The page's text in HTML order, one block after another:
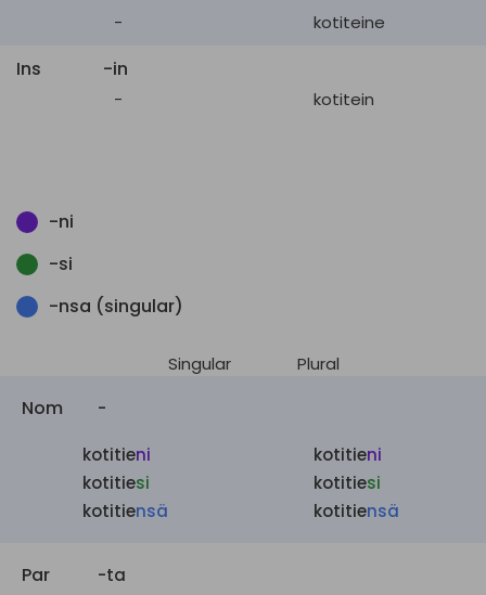
- kotiteine
Ins -in
- kotitein
-ni
-si
-nsa (singular)
Singular Plural
Nom -
kotitieni
kotitiesi
kotitiensä
kotitieni
kotitiesi
kotitiensä
Par -ta